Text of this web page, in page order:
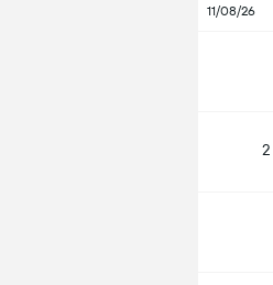
11/08/26